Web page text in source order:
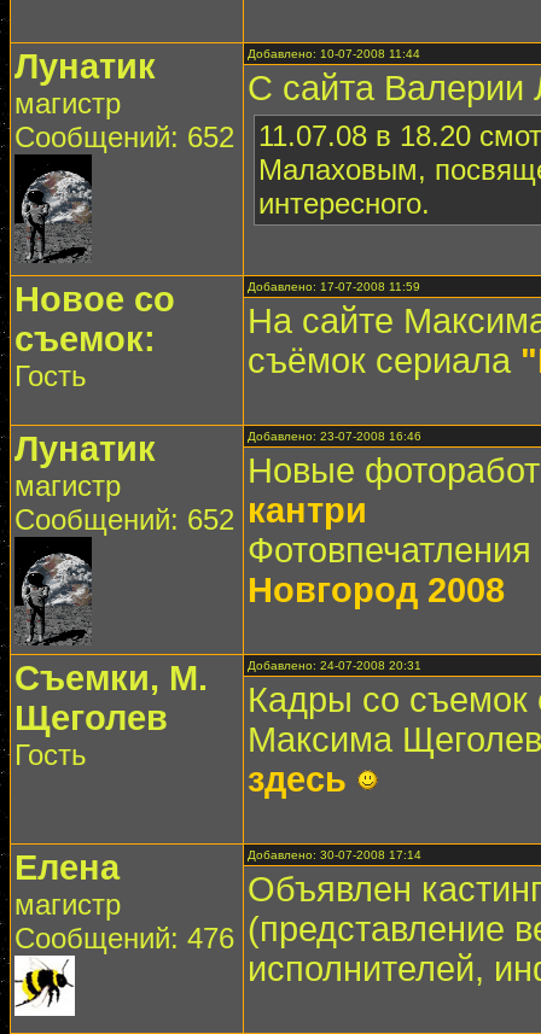
Лунатик
магистр
Сообщений: 652
Добавлено: 10-07-2008 11:44
С сайта Валерии
11.07.08 в 18.20
Малаховым,
интересного.
Новое со
съемок:
Гость
Добавлено: 17-07-2008 11:59
На сайте
съёмок сериала
Лунатик
магистр
Сообщений: 652
Добавлено: 23-07-2008 16:46
Новые
кантри
Новгород 2008
Съемки, М.
Щеголев
Гость
Добавлено: 24-07-2008 20:31
Кадры со съемок
Максима
здесь
Елена
магистр
Сообщений: 476
Добавлено: 30-07-2008 17:14
Объявлен
(представление
исполнителей,